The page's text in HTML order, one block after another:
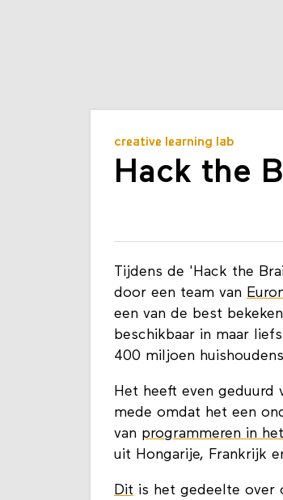
creative learning lab
Hack the
Tijdens de 'Hack the
door een team van
een van de best
beschikbaar in maar
400 miljoen
Het heeft even
mede omdat het een
van programmeren in
uit Hongarije, Frankrijk
Dit is het gedeelte over